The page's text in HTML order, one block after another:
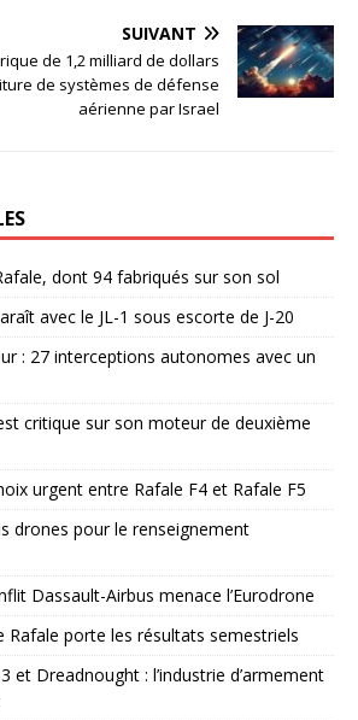
SUIVANT
de 1,2 milliard de dollars
de systèmes de défense
aérienne par Israel
dont 94 fabriqués sur son sol
avec le JL-1 sous escorte de J-20
: 27 interceptions autonomes avec un
critique sur son moteur de deuxième
urgent entre Rafale F4 et Rafale F5
drones pour le renseignement
Dassault-Airbus menace l’Eurodrone
Rafale porte les résultats semestriels
et Dreadnought : l’industrie d’armement